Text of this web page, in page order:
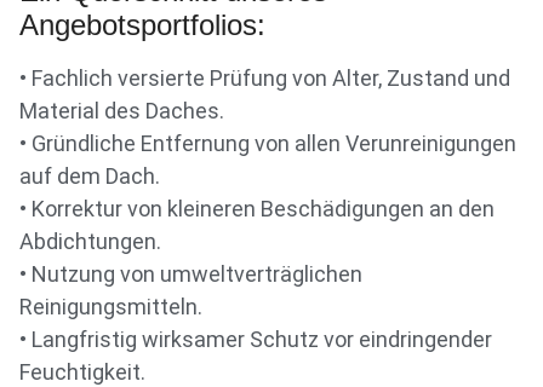
Angebotsportfolios:
• Fachlich versierte Prüfung von Alter, Zustand und
Material des Daches.
• Gründliche Entfernung von allen Verunreinigungen
auf dem Dach.
• Korrektur von kleineren Beschädigungen an den
Abdichtungen.
• Nutzung von umweltverträglichen
Reinigungsmitteln.
• Langfristig wirksamer Schutz vor eindringender
Feuchtigkeit.